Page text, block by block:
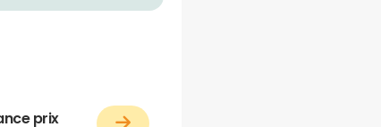
prix